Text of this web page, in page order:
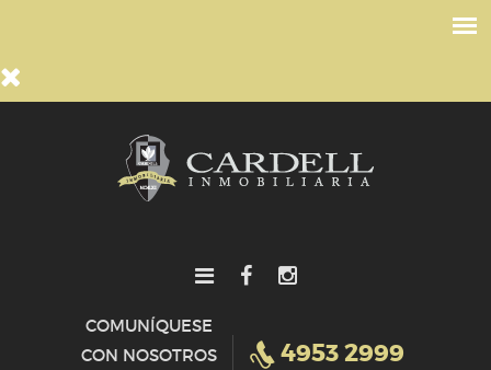
COMUNÍQUESE
CON NOSOTROS
4953 2999